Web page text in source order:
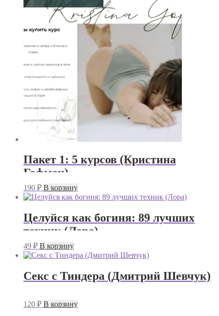
Пакет 1: 5 курсов (Кристина
Гофман)
190 ₽ В корзину
Целуйся как богиня: 89 лучших
техник (Лора)
49 ₽ В корзину
Секс с Тиндера (Дмитрий Шевчук)
120 ₽ В корзину